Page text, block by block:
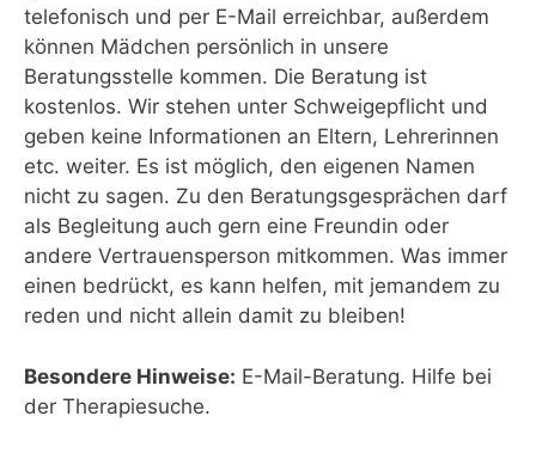
telefonisch und per E-Mail erreichbar, außerdem
können Mädchen persönlich in unsere
Beratungsstelle kommen. Die Beratung ist
kostenlos. Wir stehen unter Schweigepflicht und
geben keine Informationen an Eltern, Lehrerinnen
etc. weiter. Es ist möglich, den eigenen Namen
nicht zu sagen. Zu den Beratungsgesprächen darf
als Begleitung auch gern eine Freundin oder
andere Vertrauensperson mitkommen. Was immer
einen bedrückt, es kann helfen, mit jemandem zu
reden und nicht allein damit zu bleiben!
Besondere Hinweise: E-Mail-Beratung. Hilfe bei
der Therapiesuche.